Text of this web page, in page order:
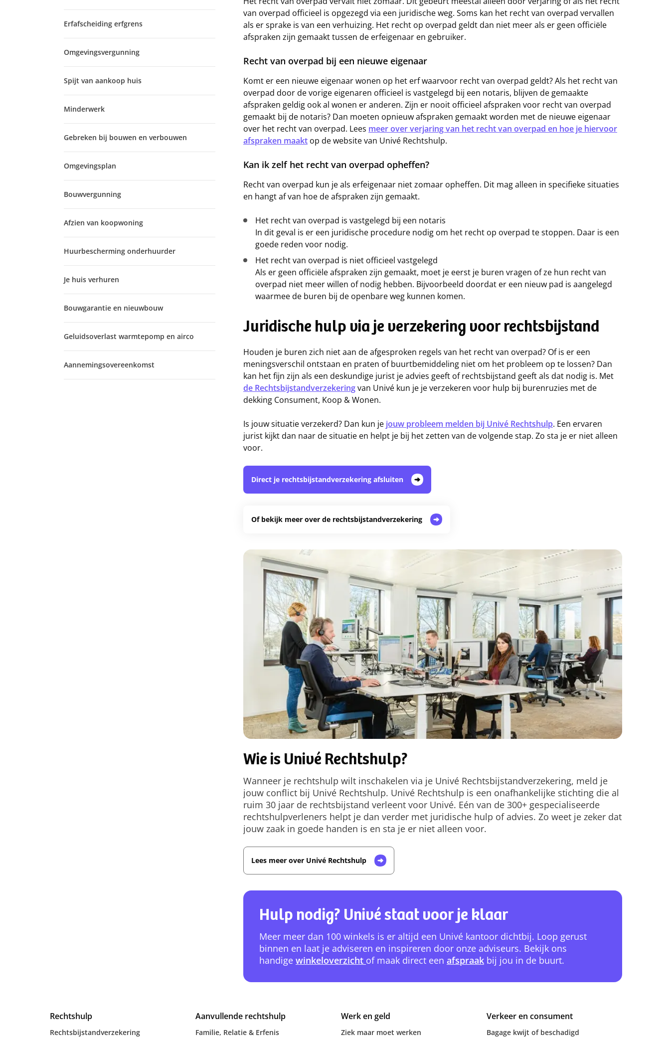
Erfafscheiding erfgrens
Omgevingsvergunning
Spijt van aankoop huis
Minderwerk
Gebreken bij bouwen en verbouwen
Omgevingsplan
Bouwvergunning
Afzien van koopwoning
Huurbescherming onderhuurder
Je huis verhuren
Bouwgarantie en nieuwbouw
Geluidsoverlast warmtepomp en airco
Aannemingsovereenkomst
van overpad officieel is opgezegd via een juridische weg. Soms kan het recht van overpad vervallen
als er sprake is van een verhuizing. Het recht op overpad geldt dan niet meer als er geen officiële
afspraken zijn gemaakt tussen de erfeigenaar en gebruiker.
Recht van overpad bij een nieuwe eigenaar
Komt er een nieuwe eigenaar wonen op het erf waarvoor recht van overpad geldt? Als het recht van
overpad door de vorige eigenaren officieel is vastgelegd bij een notaris, blijven de gemaakte
afspraken geldig ook al wonen er anderen. Zijn er nooit officieel afspraken voor recht van overpad
gemaakt bij de notaris? Dan moeten opnieuw afspraken gemaakt worden met de nieuwe eigenaar
over het recht van overpad. Lees meer over verjaring van het recht van overpad en hoe je hiervoor
afspraken maakt op de website van Univé Rechtshulp.
Kan ik zelf het recht van overpad opheffen?
Recht van overpad kun je als erfeigenaar niet zomaar opheffen. Dit mag alleen in specifieke situaties
en hangt af van hoe de afspraken zijn gemaakt.
Het recht van overpad is vastgelegd bij een notaris
In dit geval is er een juridische procedure nodig om het recht op overpad te stoppen. Daar is een
goede reden voor nodig.
Het recht van overpad is niet officieel vastgelegd
Als er geen officiële afspraken zijn gemaakt, moet je eerst je buren vragen of ze hun recht van
overpad niet meer willen of nodig hebben. Bijvoorbeeld doordat er een nieuw pad is aangelegd
waarmee de buren bij de openbare weg kunnen komen.
Juridische hulp via je verzekering voor rechtsbijstand
Houden je buren zich niet aan de afgesproken regels van het recht van overpad? Of is er een
meningsverschil ontstaan en praten of buurtbemiddeling niet om het probleem op te lossen? Dan
kan het fijn zijn als een deskundige jurist je advies geeft of rechtsbijstand geeft als dat nodig is. Met
de Rechtsbijstandverzekeringvan Univé kun je je verzekeren voor hulp bij burenruzies met de
dekking Consument, Koop & Wonen.
Is jouw situatie verzekerd? Dan kun je jouw probleem melden bij Univé Rechtshulp. Een ervaren
jurist kijkt dan naar de situatie en helpt je bij het zetten van de volgende stap. Zo sta je er niet alleen
voor.
Direct je rechtsbijstandverzekering afsluiten
Of bekijk meer over de rechtsbijstandverzekering
Wie is Univé Rechtshulp?
Wanneer je rechtshulp wilt inschakelen via je Univé Rechtsbijstandverzekering, meld je
jouw conflict bij Univé Rechtshulp. Univé Rechtshulp is een onafhankelijke stichting die al
ruim 30 jaar de rechtsbijstand verleent voor Univé. Eén van de 300+ gespecialiseerde
rechtshulpverleners helpt je dan verder met juridische hulp of advies. Zo weet je zeker dat
jouw zaak in goede handen is en sta je er niet alleen voor.
Lees meer over Univé Rechtshulp
Hulp nodig? Univé staat voor je klaar
Meer meer dan 100 winkels is er altijd een Univé kantoor dichtbij. Loop gerust
binnen en laat je adviseren en inspireren door onze adviseurs. Bekijk ons
handige winkeloverzicht of maak direct een afspraak bij jou in de buurt.
Rechtshulp
Rechtsbijstandverzekering
Aanvullende rechtshulp
Familie, Relatie & Erfenis
Werk en geld
Ziek maar moet werken
Verkeer en consument
Bagage kwijt of beschadigd